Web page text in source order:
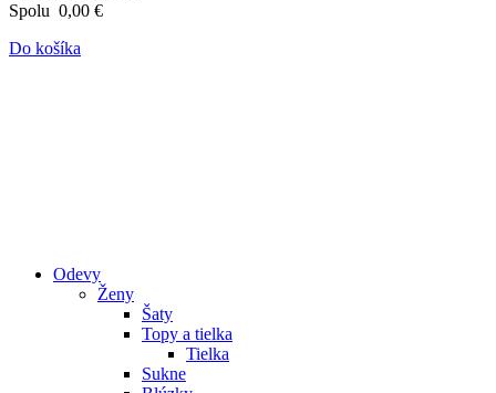
Spolu 0,00 €
Do košíka
Odevy
Ženy
Šaty
Topy a tielka
Tielka
Sukne